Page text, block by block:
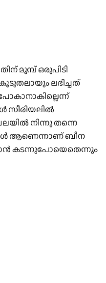
മുമ്പ് ഒരുപിടി
കൂടുതലായും ലഭിച്ചത്
സീരിയലില്‍
നിന്നു തന്നെ
ആണെന്നാണ് ബീന
കടന്നുപോയെതെന്നും